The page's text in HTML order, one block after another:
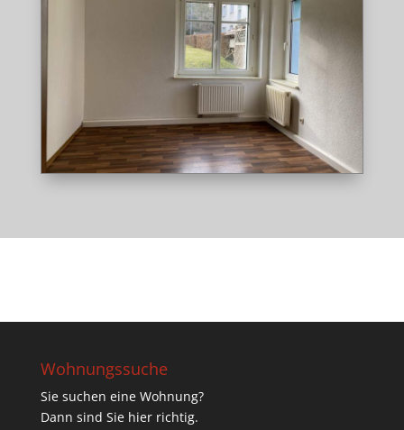
Wohnungssuche
Sie suchen eine Wohnung?
Dann sind Sie hier richtig.